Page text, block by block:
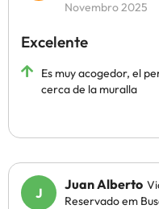
Novembro 2025
Excelente
Es muy acogedor, el
cerca de la muralla
Juan Alberto
Reservado em